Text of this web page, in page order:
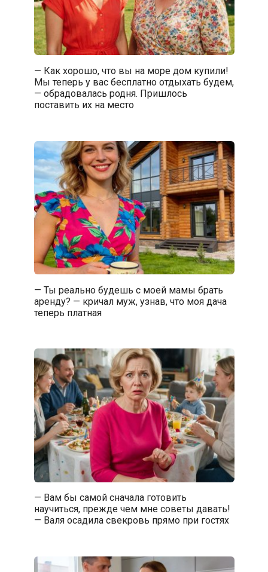
— Как хорошо, что вы на море дом купили!
Мы теперь у вас бесплатно отдыхать будем,
— обрадовалась родня. Пришлось
поставить их на место
— Ты реально будешь с моей мамы брать
аренду? — кричал муж, узнав, что моя дача
теперь платная
— Вам бы самой сначала готовить
научиться, прежде чем мне советы давать!
— Валя осадила свекровь прямо при гостях